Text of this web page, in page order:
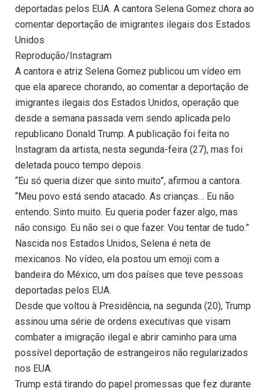
deportadas pelos EUA. A cantora Selena Gomez chora ao
comentar deportação de imigrantes ilegais dos Estados
Unidos
Reprodução/Instagram
A cantora e atriz Selena Gomez publicou um vídeo em
que ela aparece chorando, ao comentar a deportação de
imigrantes ilegais dos Estados Unidos, operação que
desde a semana passada vem sendo aplicada pelo
republicano Donald Trump. A publicação foi feita no
Instagram da artista, nesta segunda-feira (27), mas foi
deletada pouco tempo depois.
“Eu só queria dizer que sinto muito”, afirmou a cantora.
“Meu povo está sendo atacado. As crianças… Eu não
entendo. Sinto muito. Eu queria poder fazer algo, mas
não consigo. Eu não sei o que fazer. Vou tentar de tudo.”
Nascida nos Estados Unidos, Selena é neta de
mexicanos. No vídeo, ela postou um emoji com a
bandeira do México, um dos países que teve pessoas
deportadas pelos EUA.
Desde que voltou à Presidência, na segunda (20), Trump
assinou uma série de ordens executivas que visam
combater a imigração ilegal e abrir caminho para uma
possível deportação de estrangeiros não regularizados
nos EUA.
Trump está tirando do papel promessas que fez durante